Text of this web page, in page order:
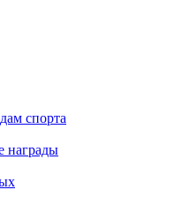
спорта
награды